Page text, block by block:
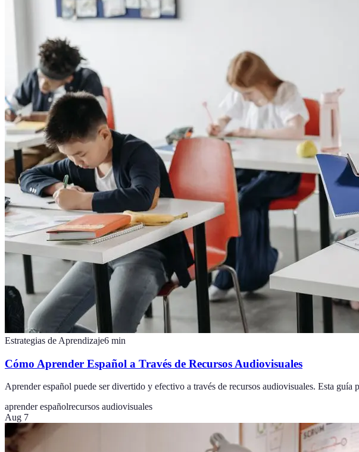
Estrategias de Aprendizaje6 min
Cómo Aprender Español a Través de Recursos Audiovisuales
Aprender español puede ser divertido y efectivo a través de recursos audiovisuales. Esta guía
aprender españolrecursos audiovisuales
Aug 7